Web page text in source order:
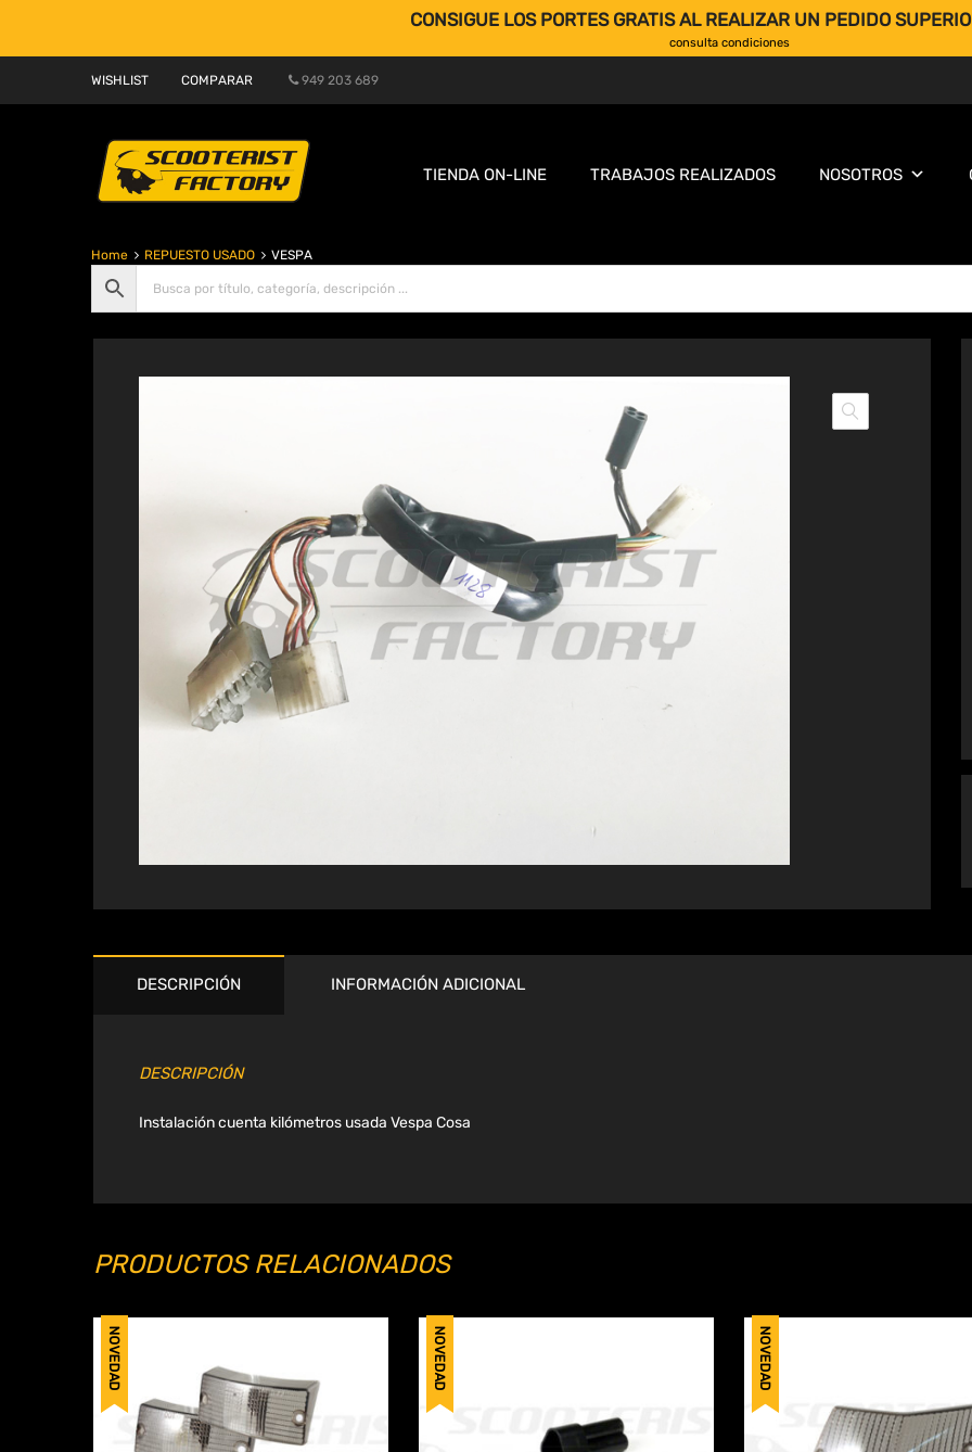
CONSIGUE LOS PORTES GRATIS AL REALIZAR UN PEDIDO
consulta condiciones
WISHLIST COMPARAR 949 203 689
TIENDA ON-LINE TRABAJOS REALIZADOS NOSOTROS
Home REPUESTO USADO VESPA
DESCRIPCIÓN INFORMACIÓN ADICIONAL
DESCRIPCIÓN
Instalación cuenta kilómetros usada Vespa Cosa
PRODUCTOS RELACIONADOS
NOVEDAD Añadir a Wishlist
NOVEDAD Añadir a Wishlist
Comparar
NOVEDAD